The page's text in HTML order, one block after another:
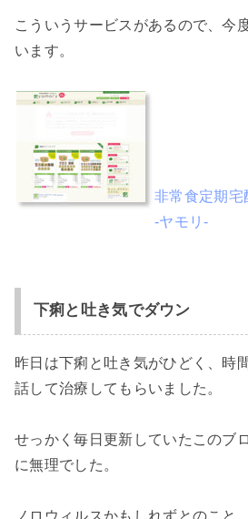
こういうサービスがあるので、今
います。
非常食定期宅
-ヤモリ-
下痢と吐き気でダウン
昨日は下痢と吐き気がひどく、時
話して治療してもらいました。
せっかく毎日更新していたこのブ
に無理でした。
ノロウィルスかもしれずとのこと